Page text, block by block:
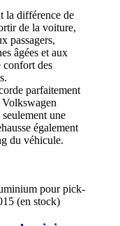
la différence de
de la voiture,
passagers,
âgées et aux
confort des
parfaitement
Volkswagen
une
également
du véhicule.